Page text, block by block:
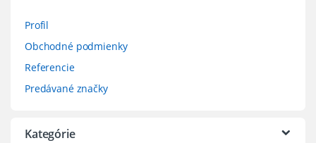
Profil
Obchodné podmienky
Referencie
Predávané značky
Kategórie